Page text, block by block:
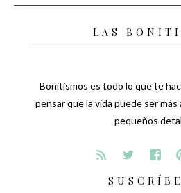
LAS
Bonitismos es todo lo que te
pensar que la vida puede ser más
pequeños